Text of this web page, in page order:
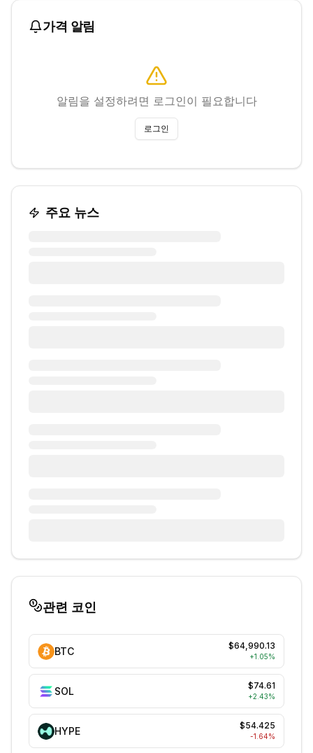
가격 알림
알림을 설정하려면 로그인이 필요합니다
로그인
주요 뉴스
관련 코인
BTC $64,990.13
+1.05%
SOL $74.61
+2.43%
HYPE $54.425
-1.64%